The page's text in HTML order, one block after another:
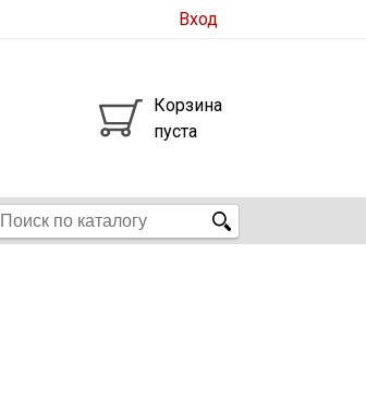
Вход
Корзина
пуста